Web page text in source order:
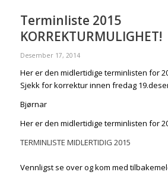
Terminliste 2015
KORREKTURMULIGHET!
Desember 17, 2014
Her er den midlertidige terminlisten for
Sjekk for korrektur innen fredag
Bjørnar
Her er den midlertidige terminlisten for
TERMINLISTE MIDLERTIDIG 2015
Vennligst se over og kom med